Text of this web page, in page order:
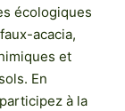
écologiques
acacia,
et
En
à la